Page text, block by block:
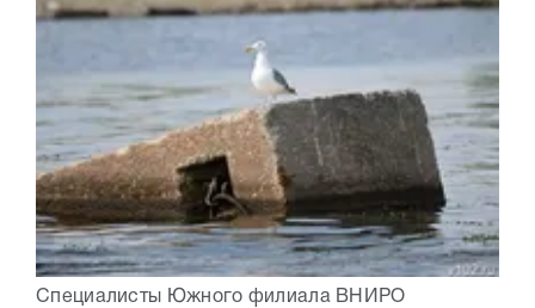
Специалисты Южного филиала ВНИРО